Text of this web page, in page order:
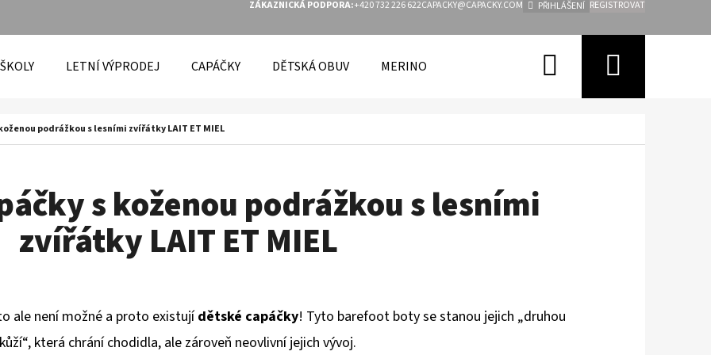
ZÁKAZNICKÁ PODPORA:+420 732 226 622CAPACKY@CAPACKY.COM PŘIHLÁŠENÍ REGISTROVAT
LETNÍ VÝPRODEJ CAPÁČKY DĚTSKÁ OBUV MERINO Hledat
podrážkou s lesními zvířátky LAIT ET MIEL
s koženou podrážkou s lesními
zvířátky LAIT ET MIEL
ale není možné a proto existujídětské capáčky! Tyto barefoot boty se stanou jejich „druhou
kůží“, která chrání chodidla, ale zároveň neovlivní jejich vývoj.
DOPORUČUJEME